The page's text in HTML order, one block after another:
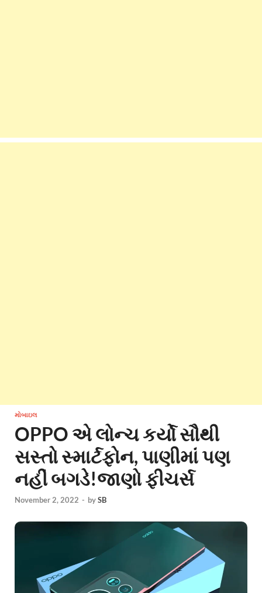
મોબાઇલ
OPPO એ લોન્ચ કર્યો સૌથી
સસ્તો સ્માર્ટફોન, પાણીમાં પણ
નહીં બગડે!જાણો ફીચર્સ
November 2, 2022 - bySB